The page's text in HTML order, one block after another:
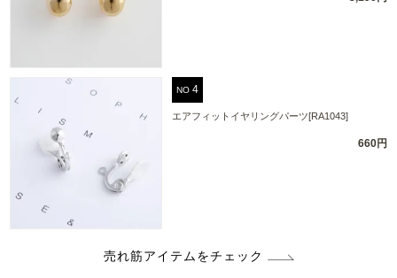
NO
エアフィットイヤリングパーツ[RA1043]
660円
売れ筋アイテムをチェック